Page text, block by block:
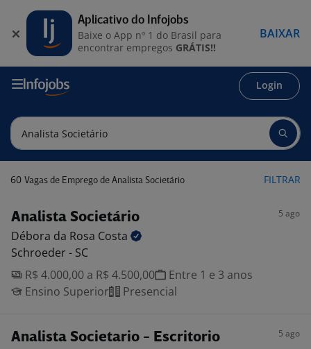
Login
60 Vagas de Emprego de Analista Societário FILTRAR
Analista Societário 5 ago
Débora da Rosa Costa
Schroeder - SC
R$ 4.000,00 a R$ 4.500,00
Entre 1 e 3 anos
Ensino Superior
Presencial
Analista Societario - Escritorio
5 ago
Aplicativo do Infojobs
Baixe o App nº 1 do Brasil para
encontrar empregos GRÁTIS!!
BAIXAR